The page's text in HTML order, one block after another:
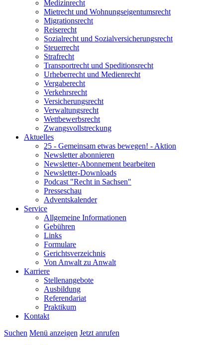
Medizinrecht
Mietrecht und Wohnungseigentumsrecht
Migrationsrecht
Reiserecht
Sozialrecht und Sozialversicherungsrecht
Steuerrecht
Strafrecht
Transportrecht und Speditionsrecht
Urheberrecht und Medienrecht
Vergaberecht
Verkehrsrecht
Versicherungsrecht
Verwaltungsrecht
Wettbewerbsrecht
Zwangsvollstreckung
Aktuelles
25 - Gemeinsam etwas bewegen! - Aktion
Newsletter abonnieren
Newsletter-Abonnement bearbeiten
Newsletter-Downloads
Podcast "Recht in Sachsen"
Presseschau
Adventskalender
Service
Allgemeine Informationen
Gebühren
Links
Formulare
Gerichtsverzeichnis
Von Anwalt zu Anwalt
Karriere
Stellenangebote
Ausbildung
Referendariat
Praktikum
Kontakt
Suchen Menü anzeigen Jetzt anrufen